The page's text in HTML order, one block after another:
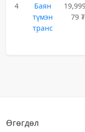
4
Баян
түмэн
транс
79 ₮
Өгөгдөл